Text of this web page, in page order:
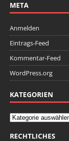
META
Anmelden
Eintrags-Feed
Kommentar-Feed
WordPress.org
KATEGORIEN
RECHTLICHES